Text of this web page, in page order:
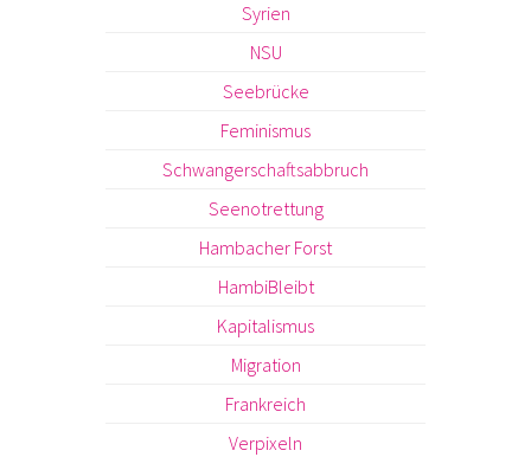
Syrien
NSU
Seebrücke
Feminismus
Schwangerschaftsabbruch
Seenotrettung
Hambacher Forst
HambiBleibt
Kapitalismus
Migration
Frankreich
Verpixeln